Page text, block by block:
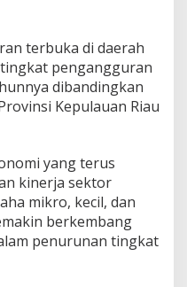
terbuka di daerah
pengangguran
dibandingkan
Kepulauan Riau
yang terus
kinerja sektor
mikro, kecil, dan
berkembang
penurunan tingkat